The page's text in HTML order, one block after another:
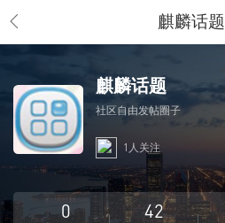
麒麟话题
麒麟话题
社区自由发帖圈子
1人关注
0 42